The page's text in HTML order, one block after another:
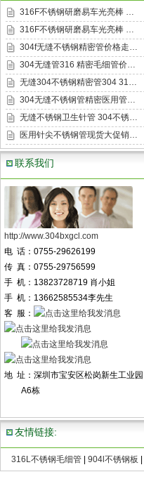
316F不锈钢研磨易车光亮棒 …
316F不锈钢研磨易车光亮棒 …
304f无缝不锈钢精密管价格走…
304无缝管316 精密毛细管价…
无缝304不锈钢精密管304 31…
304无缝不锈钢管精密医用管…
无缝不锈钢卫生针管 304不锈…
医用针尖不锈钢管现货大促销…
联系我们
http://www.304bxgcl.com
电 话：0755-29626199
传 真：0755-29756599
手 机：13823728719 肖小姐
手 机：13662585534李先生
客 服：
地 址：深圳市宝安区松岗新生工业园
A6栋
友情链接:
316L不锈钢毛细管| 904l不锈钢板